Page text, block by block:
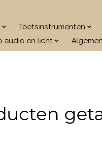
Toetsinstrumenten
audio en licht